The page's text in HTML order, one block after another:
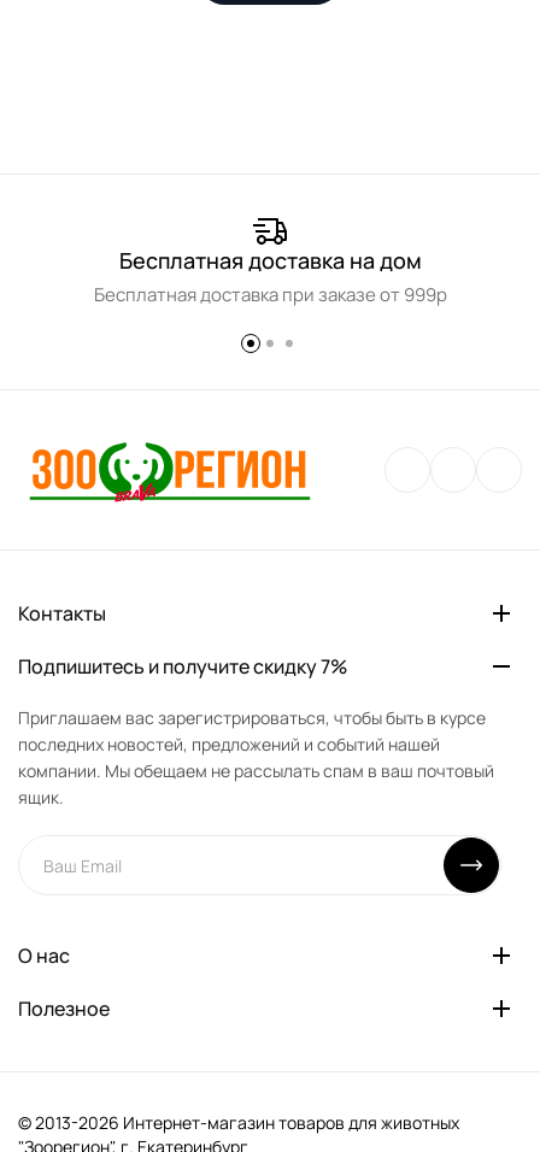
Бесплатная доставка на дом
Бесплатная доставка при заказе от 999р
Контакты
Подпишитесь и получите скидку 7%
Приглашаем вас зарегистрироваться, чтобы быть в курсе
последних новостей, предложений и событий нашей
компании. Мы обещаем не рассылать спам в ваш почтовый
ящик.
О нас
Полезное
© 2013-2026 Интернет-магазин товаров для животных
"Зоорегион", г. Екатеринбург